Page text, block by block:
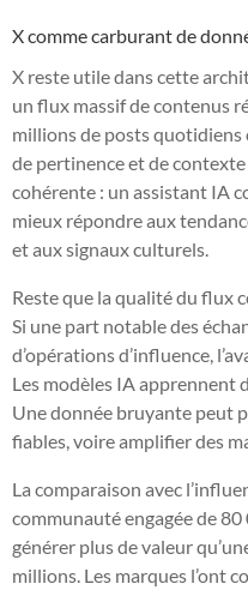
X comme carburant de
X reste utile dans cette
un flux massif de contenus
millions de posts quotidiens
de pertinence et de
cohérente : un assistant IA
mieux répondre aux
et aux signaux culturels.
Reste que la qualité du flux
Si une part notable des
d’opérations d’influence,
Les modèles IA apprennent
Une donnée bruyante peut
fiables, voire amplifier des
La comparaison avec
communauté engagée de
générer plus de valeur
millions. Les marques l’ont